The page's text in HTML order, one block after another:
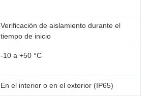
Verificación de aislamiento durante el
tiempo de inicio
-10 a +50 °C
En el interior o en el exterior (IP65)